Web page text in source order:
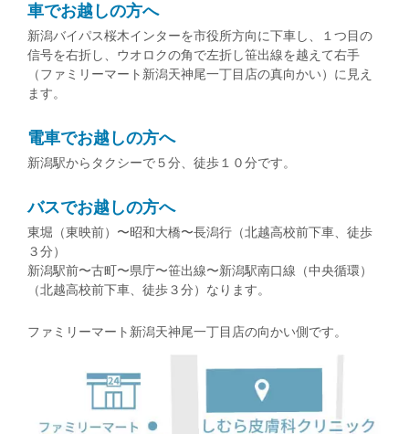
車でお越しの方へ
新潟バイパス桜木インターを市役所方向に下車し、１つ目の
信号を右折し、ウオロクの角で左折し笹出線を越えて右手
（ファミリーマート新潟天神尾一丁目店の真向かい）に見え
ます。
電車でお越しの方へ
新潟駅からタクシーで５分、徒歩１０分です。
バスでお越しの方へ
東堀（東映前）〜昭和大橋〜長潟行（北越高校前下車、徒歩
３分）
新潟駅前〜古町〜県庁〜笹出線〜新潟駅南口線（中央循環）
（北越高校前下車、徒歩３分）なります。
ファミリーマート新潟天神尾一丁目店の向かい側です。